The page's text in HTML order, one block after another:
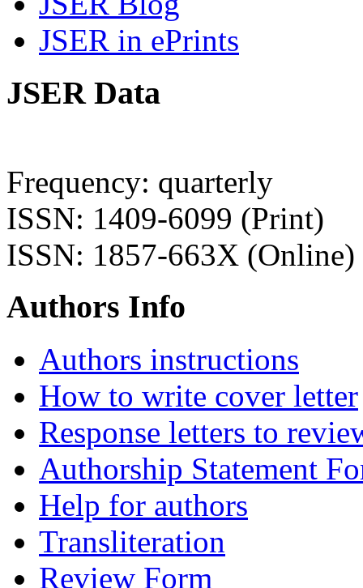
JSER in ePrints
JSER Data
Frequency: quarterly
ISSN: 1409-6099 (Print)
ISSN: 1857-663X (Online)
Authors Info
Authors instructions
How to write cover letter
Response letters to
Authorship Statement
Help for authors
Transliteration
Review Form